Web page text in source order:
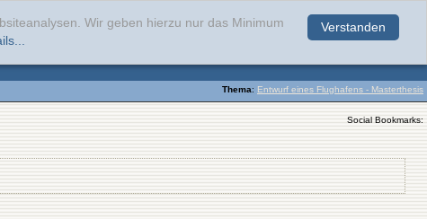
Verstanden
Wir geben hierzu nur das Minimum
Thema: Entwurf eines Flughafens - Masterthesis
Social Bookmarks: